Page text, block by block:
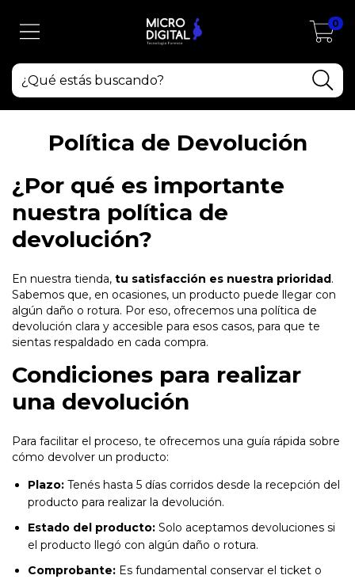
0
Política de Devolución
¿Por qué es importante
nuestra política de
devolución?
En nuestra tienda, tu satisfacción es nuestra prioridad.
Sabemos que, en ocasiones, un producto puede llegar con
algún daño o rotura. Por eso, ofrecemos una política de
devolución clara y accesible para esos casos, para que te
sientas respaldado en cada compra.
Condiciones para realizar
una devolución
Para facilitar el proceso, te ofrecemos una guía rápida sobre
cómo devolver un producto:
Plazo: Tenés hasta 5 días corridos desde la recepción del
producto para realizar la devolución.
Estado del producto: Solo aceptamos devoluciones si
el producto llegó con algún daño o rotura.
Comprobante: Es fundamental conservar el ticket o